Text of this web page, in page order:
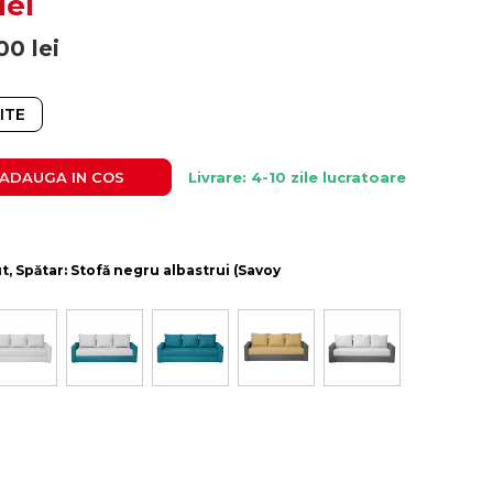
lei
ADAUGA IN COS Livrare: 4-10 zile lucratoare
Spătar: Stofă negru albastrui (Savoy